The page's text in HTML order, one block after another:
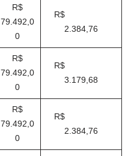
R$
79.492,0
0
R$
2.384,76
R$
79.492,0
0
R$
3.179,68
R$
79.492,0
0
R$
2.384,76